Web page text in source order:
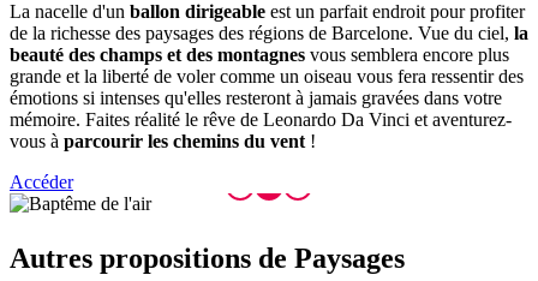
La nacelle d'un ballon dirigeable est un parfait endroit pour profiter
de la richesse des paysages des régions de Barcelone. Vue du ciel, la
beauté des champs et des montagnes vous semblera encore plus
grande et la liberté de voler comme un oiseau vous fera ressentir des
émotions si intenses qu'elles resteront à jamais gravées dans votre
mémoire. Faites réalité le rêve de Leonardo Da Vinci et aventurez-
vous à parcourir les chemins du vent !
Accéder
Autres propositions de Paysages